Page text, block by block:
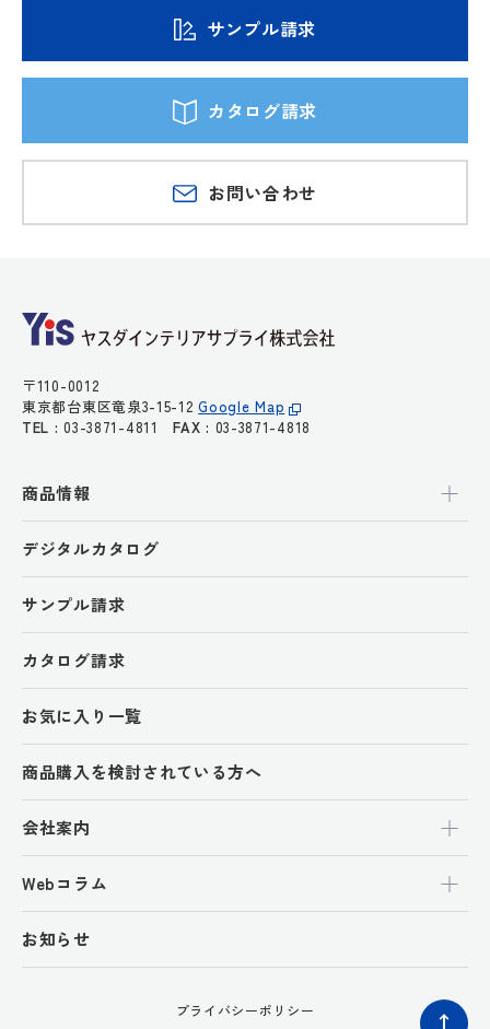
サンプル請求
カタログ請求
お問い合わせ
〒110-0012
東京都台東区竜泉3-15-12Google Map
TEL : 03-3871-4811FAX : 03-3871-4818
商品情報
デジタルカタログ
サンプル請求
カタログ請求
お気に入り一覧
商品購入を検討されている方へ
会社案内
Webコラム
お知らせ
プライバシーポリシー